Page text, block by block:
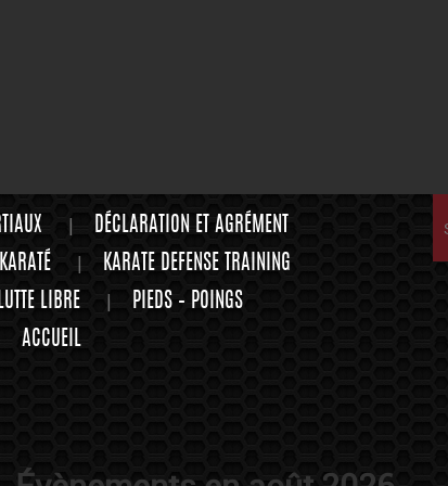
DÉCLARATION ET AGRÉMENT
KARATÉ
KARATE DEFENSE TRAINING
LUTTE LIBRE
PIEDS – POINGS
ACCUEIL